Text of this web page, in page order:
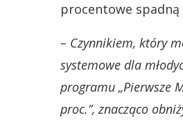
procentowe
– Czynnikiem, który
systemowe dla
programu „Pierwsze
proc.”, znacząco